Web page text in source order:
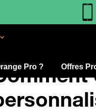
Pro ? Offres